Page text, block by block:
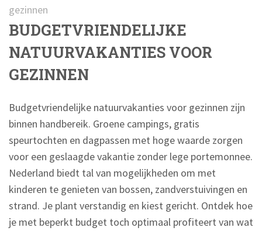
gezinnen
BUDGETVRIENDELIJKE
NATUURVAKANTIES VOOR
GEZINNEN
Budgetvriendelijke natuurvakanties voor gezinnen zijn
binnen handbereik. Groene campings, gratis
speurtochten en dagpassen met hoge waarde zorgen
voor een geslaagde vakantie zonder lege portemonnee.
Nederland biedt tal van mogelijkheden om met
kinderen te genieten van bossen, zandverstuivingen en
strand. Je plant verstandig en kiest gericht. Ontdek hoe
je met beperkt budget toch optimaal profiteert van wat